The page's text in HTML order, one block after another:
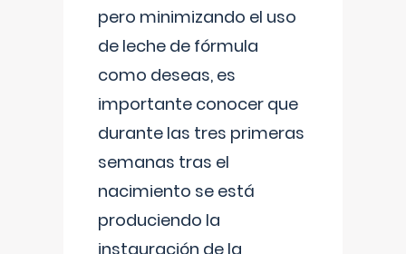
pero minimizando el uso
de leche de fórmula
como deseas, es
importante conocer que
durante las tres primeras
semanas tras el
nacimiento se está
produciendo la
instauración de la